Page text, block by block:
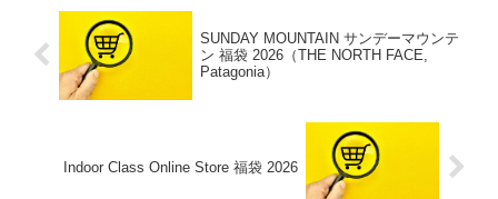
SUNDAY MOUNTAIN サンデーマウンテ
ン 福袋 2026（THE NORTH FACE,
Patagonia）
Indoor Class Online Store 福袋 2026